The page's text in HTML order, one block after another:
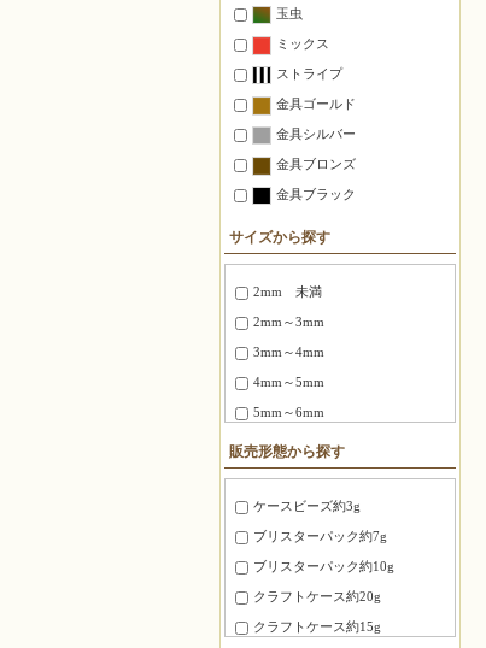
玉虫
ミックス
ストライプ
金具ゴールド
金具シルバー
金具ブロンズ
金具ブラック
サイズから探す
2mm 未満
2mm～3mm
3mm～4mm
4mm～5mm
5mm～6mm
6～8mm
1.5X3mm ～ 1.8X6mm
2.0X6 mm ～ 2.5X12mm
2.7X12mm ～ 3.4X20mm
3X3X3mm
4X4X4mm
3.0X20mm ～ 4.0X10mm
販売形態から探す
ケースビーズ約3g
ブリスターパック約7g
ブリスターパック約10g
クラフトケース約20g
クラフトケース約15g